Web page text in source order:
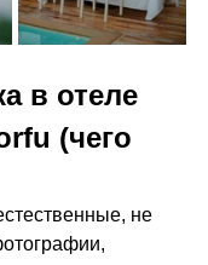
в отеле
(чего
не